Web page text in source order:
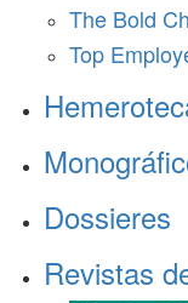
The Bold
Top
Dossieres
Revistas